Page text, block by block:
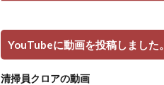
YouTubeに動画を投稿しました。
清掃員クロアの動画